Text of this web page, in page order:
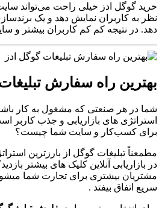
خرید گوگل ادز خیلی راحت می‌تواند
نظر به کاربران نمایش دهد و یک
دهد. در نتیجه کم کم کاربران بیشتر و
بهترین راه سفارش
شما در هر صنعتی که مشغول به کار
استراتژی های بازاریابی و جذب کاربر
برای کسب‌کار و سایت شما چیست؟
مطمعناً تبلیغات گوگل از بارزترین
در بازاریابی آنلاین کلیک های بیشتر
مشتریان بیشتری برای تجارت شما
سریع اتفاق بیفتد .